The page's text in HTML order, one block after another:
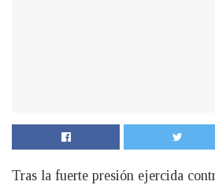
Tras la fuerte presión ejercida